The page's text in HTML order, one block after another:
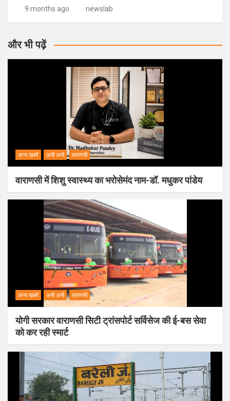
9 months ago newslab
और भी पढ़ें
अन्य ख़बरें अभी अभी वाराणसी
वाराणसी में शिशु स्वास्थ्य का भरोसेमंद नाम-डॉ. मधुकर पांडेय
अन्य ख़बरें अभी अभी वाराणसी
योगी सरकार वाराणसी सिटी ट्रांसपोर्ट सर्विसेज की ई-बस सेवा
को कर रही स्मार्ट